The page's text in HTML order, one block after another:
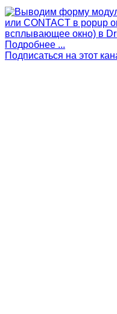
Подробнее ...
Подписаться на этот